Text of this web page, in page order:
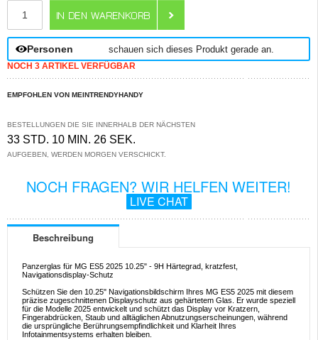
Personen schauen sich dieses Produkt gerade an.
NOCH 3 ARTIKEL VERFÜGBAR
EMPFOHLEN VON MEINTRENDYHANDY
BESTELLUNGEN DIE SIE INNERHALB DER NÄCHSTEN
33 STD. 10 MIN. 26 SEK.
AUFGEBEN, WERDEN MORGEN VERSCHICKT.
NOCH FRAGEN? WIR HELFEN WEITER!
LIVE CHAT
Beschreibung
Panzerglas für MG ES5 2025 10.25" - 9H Härtegrad, kratzfest,
Navigationsdisplay-Schutz
Schützen Sie den 10.25" Navigationsbildschirm Ihres MG ES5 2025 mit diesem
präzise zugeschnittenen Displayschutz aus gehärtetem Glas. Er wurde speziell
für die Modelle 2025 entwickelt und schützt das Display vor Kratzern,
Fingerabdrücken, Staub und alltäglichen Abnutzungserscheinungen, während
die ursprüngliche Berührungsempfindlichkeit und Klarheit Ihres
Infotainmentsystems erhalten bleiben.